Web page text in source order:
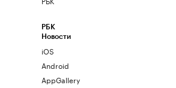
РБК
Новости
iOS
Android
AppGallery